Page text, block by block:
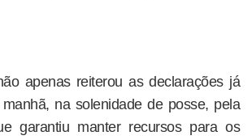
apenas reiterou as declarações já
na solenidade de posse, pela
garantiu manter recursos para os